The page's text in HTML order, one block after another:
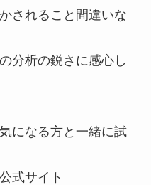
されること間違いな
分析の鋭さに感心し
になる方と一緒に試
式サイト